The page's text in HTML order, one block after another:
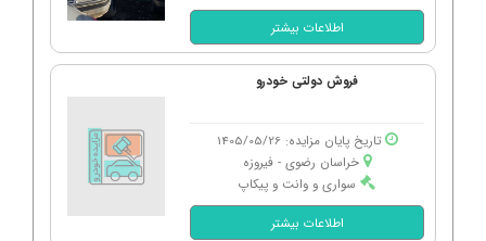
اطلاعات بیشتر
فروش دولتی خودرو
تاریخ پایان مزایده: 1405/05/26
خراسان رضوی - فیروزه
سواری و وانت و پیکاپ
اطلاعات بیشتر